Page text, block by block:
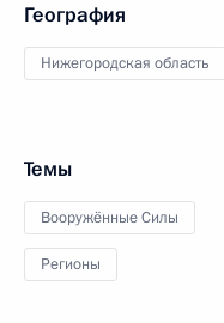
География
Нижегородская область
Темы
Вооружённые Силы
Регионы